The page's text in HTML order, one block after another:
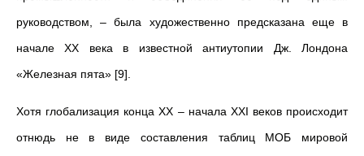
руководством, – была художественно предсказана еще в
начале ХХ века в известной антиутопии Дж. Лондона
«Железная пята» [9].
Хотя глобализация конца ХХ – начала ХХI веков происходит
отнюдь не в виде составления таблиц МОБ мировой